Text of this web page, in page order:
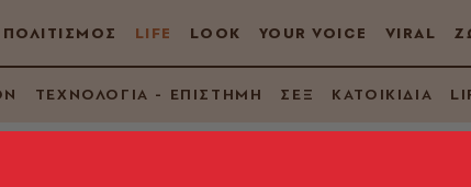
ΠΟΛΙΤΙΣΜΟΣ LIFE LOOK YOUR VOICE VIRAL
ΤΕΧΝΟΛΟΓΙΑ - ΕΠΙΣΤΗΜΗ ΣΕΞ ΚΑΤΟΙΚΙΔΙΑ